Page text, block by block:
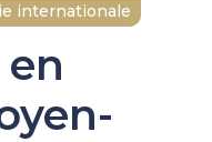
internationale